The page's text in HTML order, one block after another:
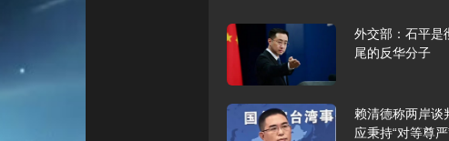
外交部：石平是
尾的反华分子
赖清德称两岸谈
应秉持“对等尊